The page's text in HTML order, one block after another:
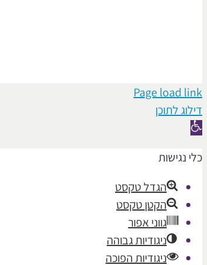
Page load link
דילוג לתוכן
פתח
נגישות
כלי נגישות
הגדל טקסט
הקטן טקסט
גווני אפור
ניגודיות גבוהה
ניגודיות הפוכה